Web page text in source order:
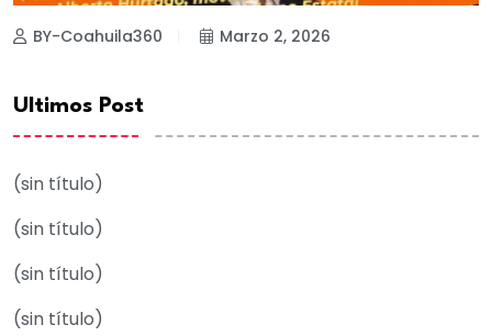
BY-Coahuila360 Marzo 2, 2026
Ultimos Post
(sin título)
(sin título)
(sin título)
(sin título)